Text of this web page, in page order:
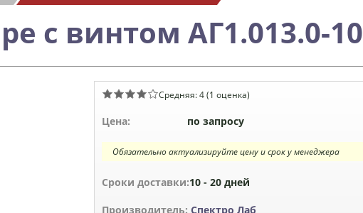
с винтом АГ1.013.0-10
Средняя:4 (1 оценка)
Цена: по запросу
Обязательно актуализируйте цену и срок у менеджера
Сроки доставки:10 - 20 дней
Производитель: Спектро Лаб